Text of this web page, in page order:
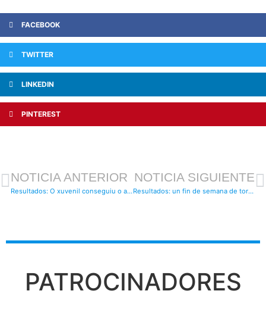
FACEBOOK
TWITTER
LINKEDIN
PINTEREST
NOTICIA ANTERIOR
Resultados: O xuvenil conseguiu o ascenso a primeira futgal e o alevín rematou o seu torneo
NOTICIA SIGUIENTE
Resultados: un fin de semana de torneos por toda Galicia
PATROCINADORES